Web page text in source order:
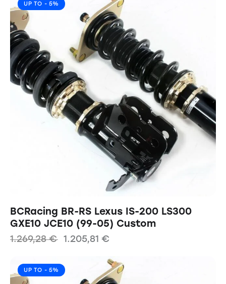
UP TO - 5%
BCRacing BR-RS Lexus IS-200 LS300
GXE10 JCE10 (99-05) Custom
1.269,28€ 1.205,81 €
UP TO - 5%